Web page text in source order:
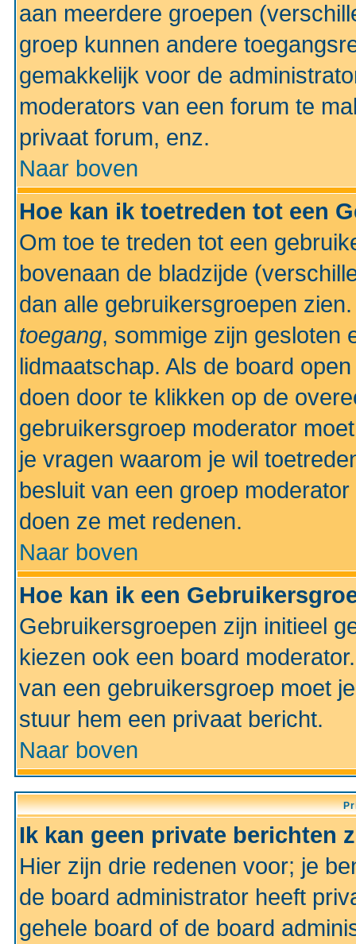
aan meerdere groepen
groep kunnen andere
gemakkelijk voor de
moderators van een forum te
privaat forum, enz.
Naar boven
Hoe kan ik toetreden tot een
Om toe te treden tot een
bovenaan de bladzijde
dan alle gebruikersgroepen
toegang, sommige zijn gesloten
lidmaatschap. Als de board
doen door te klikken op de
gebruikersgroep moderator
je vragen waarom je wil
besluit van een groep
doen ze met redenen.
Naar boven
Hoe kan ik een
Gebruikersgroepen zijn initieel
kiezen ook een board
van een gebruikersgroep moet
stuur hem een privaat bericht.
Naar boven
Ik kan geen private berichten
Hier zijn drie redenen voor; je
de board administrator heeft
gehele board of de board